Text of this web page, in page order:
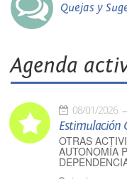
Quejas y
Agenda
08/01/2026
Estimulación
OTRAS
AUTONOMÍA